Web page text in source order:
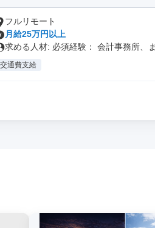
フルリモート
月給25万円以上
求める人材: 必須経験： 会計事務所、
交通費支給